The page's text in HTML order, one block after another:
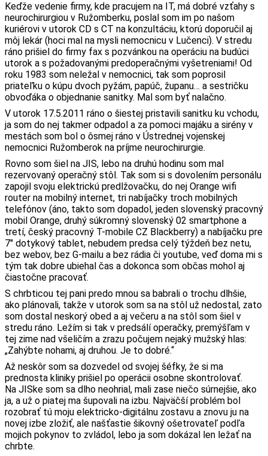
Keďže vedenie firmy, kde pracujem na IT, má dobré vzťahy s
neurochirurgiou v Ružomberku, poslal som im po našom
kuriérovi v utorok CD s CT na konzultáciu, ktorú doporučil aj
môj lekár (hoci mal na mysli nemocnicu v Lučenci). V stredu
ráno prišiel do firmy fax s pozvánkou na operáciu na budúci
utorok a s požadovanými predoperačnými vyšetreniami! Od
roku 1983 som neležal v nemocnici, tak som poprosil
priateľku o kúpu dvoch pyžám, papúč, županu… a sestričku
obvoďáka o objednanie sanitky. Mal som byť nalačno.
V utorok 17.5.2011 ráno o šiestej pristavili sanitku ku vchodu,
ja som do nej takmer odpadol a za pomoci majáku a sirény v
mestách som bol o ôsmej ráno v Ústrednej vojenskej
nemocnici Ružomberok na príjme neurochirurgie.
Rovno som šiel na JIS, lebo na druhú hodinu som mal
rezervovaný operačný stôl. Tak som si s dovolením personálu
zapojil svoju elektrickú predlžovačku, do nej Orange wifi
router na mobilný internet, tri nabíjačky troch mobilných
telefónov (áno, takto som dopadol, jeden slovenský pracovný
mobil Orange, druhý súkromný slovenský 02 smartphone a
tretí, český pracovný T-mobile CZ Blackberry) a nabíjačku pre
7″ dotykový tablet, nebudem predsa celý týždeň bez netu,
bez webov, bez G-mailu a bez rádia či youtube, veď doma mi s
tým tak dobre ubiehal čas a dokonca som občas mohol aj
čiastočne pracovať.
S chrbticou tej pani predo mnou sa babrali o trochu dlhšie,
ako plánovali, takže v utorok som sa na stôl už nedostal, zato
som dostal neskorý obed a aj večeru a na stôl som šiel v
stredu ráno. Ležím si tak v predsálí operačky, premýšľam v
tej zime nad všeličím a zrazu počujem nejaký mužský hlas:
„Zahýbte nohami, aj druhou. Je to dobré.“
Až neskôr som sa dozvedel od svojej šéfky, že si ma
prednosta kliniky prišiel po operácii osobne skontrolovať.
Na JISke som sa dlho neohrial, mali zase niečo súrnejšie, ako
ja, a už o piatej ma šupovali na izbu. Najväčší problém bol
rozobrať tú moju elektricko-digitálnu zostavu a znovu ju na
novej izbe zložiť, ale našťastie šikovný ošetrovateľ podľa
mojich pokynov to zvládol, lebo ja som dokázal len ležať na
chrbte.